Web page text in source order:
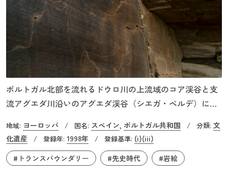
ポルトガル北部を流れるドウロ川の上流域のコア渓谷と支
流アグエダ川沿いのアグエダ渓谷（シエガ・ベルデ）に
画）が広い範囲に数多く残されています。コア渓谷では約
5,000、シエガ・ベルデでは約440の動物の岩壁画があり、
旧石器時代の壁画の特徴である、屋外・洞窟内とも同じ表
地域: ヨーロッパ / 国名: スペイン, ポルトガル共和国 / 分類: 文
化遺産
/ 登録年: 1998年 / 登録基準: (i)(iii)
#トランスバウンダリー
#先史時代 #岩絵